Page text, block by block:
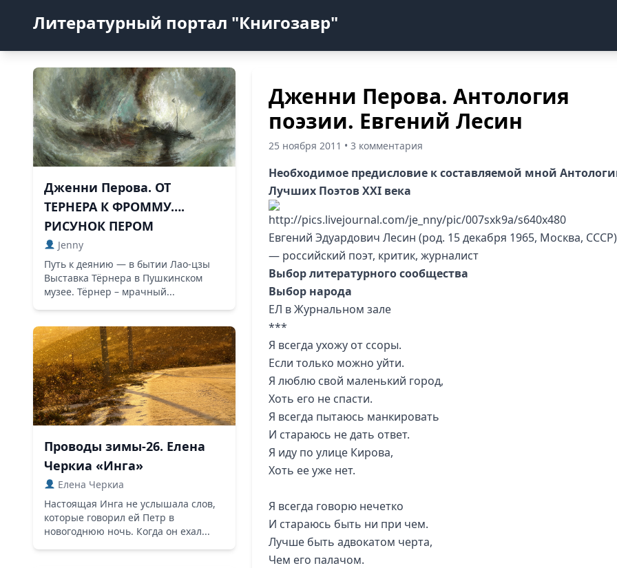
Литературный портал "Книгозавр"
Дженни Перова. ОТ
ТЕРНЕРА К ФРОММУ….
РИСУНОК ПЕРОМ
Jenny
Путь к деянию — в бытии Лао-цзы
Выставка Тёрнера в Пушкинском
музее. Тёрнер – мрачный...
Проводы зимы-26. Елена
Черкиа «Инга»
Елена Черкиа
Настоящая Инга не услышала слов,
которые говорил ей Петр в
новогоднюю ночь. Когда он ехал...
Дженни Перова. Антология
поэзии. Евгений Лесин
25 ноября 2011 • 3 комментария
Необходимое предисловие к составляемой мной
Лучших Поэтов XXI века
Евгений Эдуардович Лесин (род. 15 декабря 1965, Москва, СССР)
— российский поэт, критик, журналист
Выбор литературного сообщества
Выбор народа
ЕЛ в Журнальном зале
***
Я всегда ухожу от ссоры.
Если только можно уйти.
Я люблю свой маленький город,
Хоть его не спасти.
Я всегда пытаюсь манкировать
И стараюсь не дать ответ.
Я иду по улице Кирова,
Хоть ее уже нет.
Я всегда говорю нечетко
И стараюсь быть ни при чем.
Лучше быть адвокатом черта,
Чем его палачом.